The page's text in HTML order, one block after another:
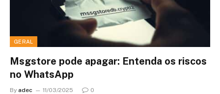
GERAL
Msgstore pode apagar: Entenda os riscos
no WhatsApp
By adec 11/03/2025 0